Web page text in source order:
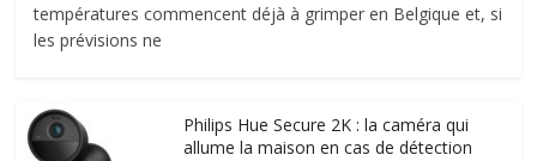
températures commencent déjà à grimper en Belgique et, si
les prévisions ne
Philips Hue Secure 2K : la caméra qui
allume la maison en cas de détection